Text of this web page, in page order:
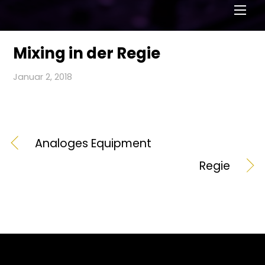
Mixing in der Regie
Januar 2, 2018
Analoges Equipment
Regie